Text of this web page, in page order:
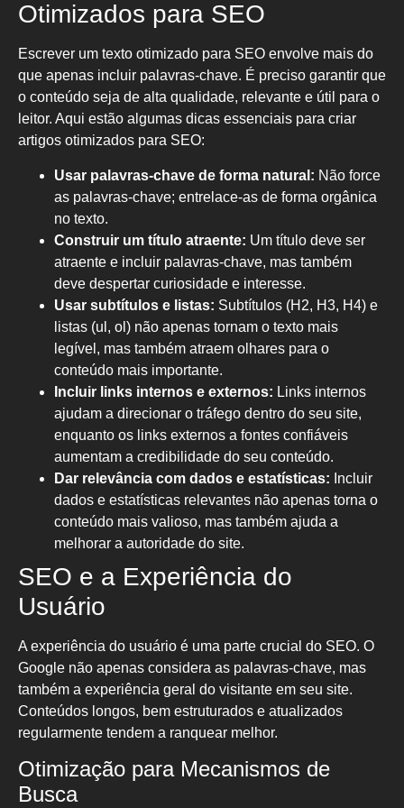
Otimizados para SEO
Escrever um texto otimizado para SEO envolve mais do
que apenas incluir palavras-chave. É preciso garantir que
o conteúdo seja de alta qualidade, relevante e útil para o
leitor. Aqui estão algumas dicas essenciais para criar
artigos otimizados para SEO:
Usar palavras-chave de forma natural: Não force
as palavras-chave; entrelace-as de forma orgânica
no texto.
Construir um título atraente: Um título deve ser
atraente e incluir palavras-chave, mas também
deve despertar curiosidade e interesse.
Usar subtítulos e listas: Subtítulos (H2, H3, H4) e
listas (ul, ol) não apenas tornam o texto mais
legível, mas também atraem olhares para o
conteúdo mais importante.
Incluir links internos e externos: Links internos
ajudam a direcionar o tráfego dentro do seu site,
enquanto os links externos a fontes confiáveis
aumentam a credibilidade do seu conteúdo.
Dar relevância com dados e estatísticas: Incluir
dados e estatísticas relevantes não apenas torna o
conteúdo mais valioso, mas também ajuda a
melhorar a autoridade do site.
SEO e a Experiência do
Usuário
A experiência do usuário é uma parte crucial do SEO. O
Google não apenas considera as palavras-chave, mas
também a experiência geral do visitante em seu site.
Conteúdos longos, bem estruturados e atualizados
regularmente tendem a ranquear melhor.
Otimização para Mecanismos de
Busca